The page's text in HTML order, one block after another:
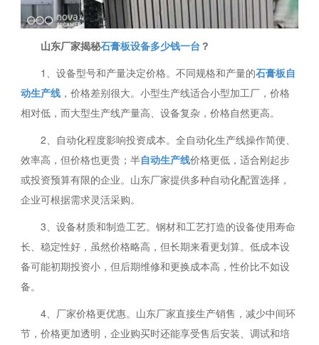
山东厂家揭秘石膏板设备多少钱一台 ？
1、设备型号和产量决定价格。不同规格和产量的石膏板自
动生产线 ，价格差别很大。小型生产线适合小型加工厂，价格
相对低，而大型生产线产量高、设备复杂，价格自然更高。
2、自动化程度影响投资成本。全自动化生产线操作简便、
效率高，但价格也更贵；半自动生产线价格更低，适合刚起步
或投资预算有限的企业。山东厂家提供多种自动化配置选择，
企业可根据需求灵活采购。
3、设备材质和制造工艺。钢材和工艺打造的设备使用寿命
长、稳定性好，虽然价格略高，但长期来看更划算。低成本设
备可能初期投资小，但后期维修和更换成本高，性价比不如设
备。
4、厂家价格更优惠。山东厂家直接生产销售，减少中间环
节，价格更加透明，企业购买时还能享受售后安装、调试和培